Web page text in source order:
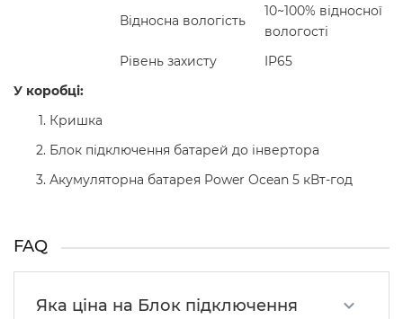
Відносна вологість
10~100% відносної
вологості
Рівень захисту
IP65
У коробці:
Кришка
Блок підключення батарей до інвертора
Акумуляторна батарея Power Ocean 5 кВт-год
FAQ
Яка ціна на Блок підключення